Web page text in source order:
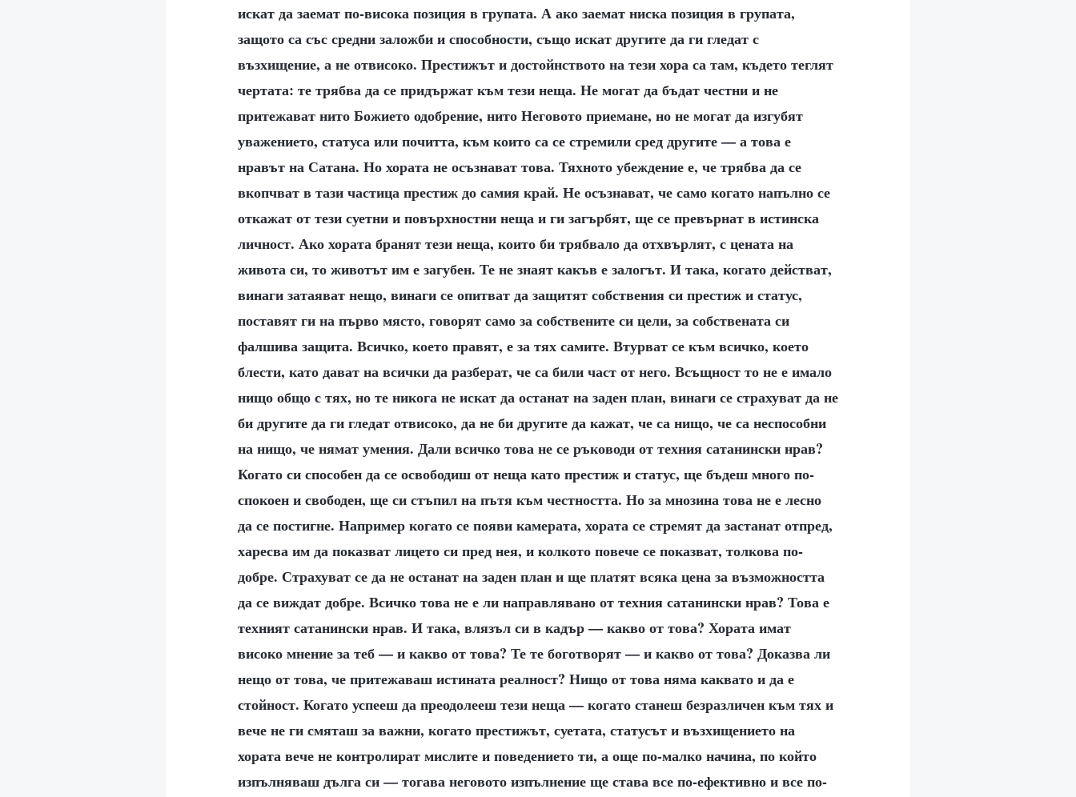
искат да заемат по-висока позиция в групата. А ако заемат ниска позиция в групата,
защото са със средни заложби и способности, също искат другите да ги гледат с
възхищение, а не отвисоко. Престижът и достойнството на тези хора са там, където теглят
чертата: те трябва да се придържат към тези неща. Не могат да бъдат честни и не
притежават нито Божието одобрение, нито Неговото приемане, но не могат да изгубят
уважението, статуса или почитта, към които са се стремили сред другите — а това е
нравът на Сатана. Но хората не осъзнават това. Тяхното убеждение е, че трябва да се
вкопчват в тази частица престиж до самия край. Не осъзнават, че само когато напълно се
откажат от тези суетни и повърхностни неща и ги загърбят, ще се превърнат в истинска
личност. Ако хората бранят тези неща, които би трябвало да отхвърлят, с цената на
живота си, то животът им е загубен. Те не знаят какъв е залогът. И така, когато действат,
винаги затаяват нещо, винаги се опитват да защитят собствения си престиж и статус,
поставят ги на първо място, говорят само за собствените си цели, за собствената си
фалшива защита. Всичко, което правят, е за тях самите. Втурват се към всичко, което
блести, като дават на всички да разберат, че са били част от него. Всъщност то не е имало
нищо общо с тях, но те никога не искат да останат на заден план, винаги се страхуват да не
би другите да ги гледат отвисоко, да не би другите да кажат, че са нищо, че са неспособни
на нищо, че нямат умения. Дали всичко това не се ръководи от техния сатанински нрав?
Когато си способен да се освободиш от неща като престиж и статус, ще бъдеш много по-
спокоен и свободен, ще си стъпил на пътя към честността. Но за мнозина това не е лесно
да се постигне. Например когато се появи камерата, хората се стремят да застанат отпред,
харесва им да показват лицето си пред нея, и колкото повече се показват, толкова по-
добре. Страхуват се да не останат на заден план и ще платят всяка цена за възможността
да се виждат добре. Всичко това не е ли направлявано от техния сатанински нрав? Това е
техният сатанински нрав. И така, влязъл си в кадър — какво от това? Хората имат
високо мнение за теб — и какво от това? Те те боготворят — и какво от това? Доказва ли
нещо от това, че притежаваш истината реалност? Нищо от това няма каквато и да е
стойност. Когато успееш да преодолееш тези неща — когато станеш безразличен към тях и
вече не ги смяташ за важни, когато престижът, суетата, статусът и възхищението на
хората вече не контролират мислите и поведението ти, а още по-малко начина, по който
изпълняваш дълга си — тогава неговото изпълнение ще става все по-ефективно и все по-